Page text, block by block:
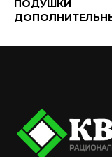
ПОДУШКИ